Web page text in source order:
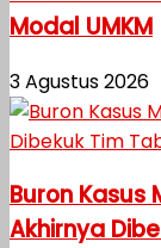
Modal UMKM
3 Agustus 2026
Buron Kasus
Akhirnya